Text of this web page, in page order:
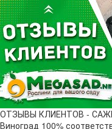
ОТЗЫВЫ КЛИЕНТОВ -
Виноград 100%